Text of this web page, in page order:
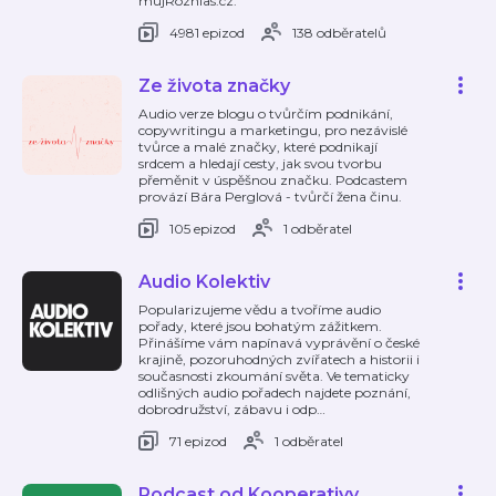
4981 epizod
138 odběratelů
Ze života značky
Audio verze blogu o tvůrčím podnikání,
copywritingu a marketingu, pro nezávislé
tvůrce a malé značky, které podnikají
srdcem a hledají cesty, jak svou tvorbu
přeměnit v úspěšnou značku. Podcastem
provází Bára Perglová - tvůrčí žena činu.
105 epizod
1 odběratel
Audio Kolektiv
Popularizujeme vědu a tvoříme audio
pořady, které jsou bohatým zážitkem.
Přinášíme vám napínavá vyprávění o české
krajině, pozoruhodných zvířatech a historii i
současnosti zkoumání světa. Ve tematicky
odlišných audio pořadech najdete poznání,
dobrodružství, zábavu i odp…
71 epizod
1 odběratel